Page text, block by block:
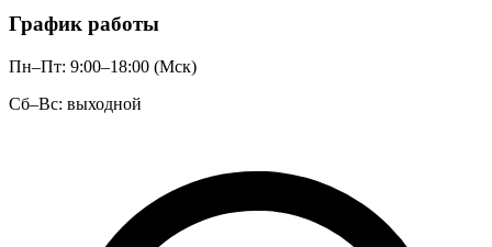
График работы
Пн–Пт: 9:00–18:00 (Мск)
Сб–Вс: выходной